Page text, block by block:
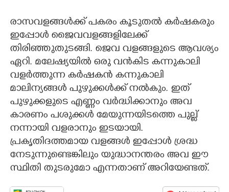
രാസവളങ്ങൾക്ക് പകരം കൂടുതൽ കർഷകരും
ഇപ്പോൾ ജൈവവളങ്ങളിലേക്ക്
തിരിഞ്ഞുതുടങ്ങി. ജെവ വളങ്ങളുടെ ആവശ്യം
ഏറി. മലേഷ്യയിൽ ഒരു വൻകിട‌ കന്നുകാലി
വള‌ർത്തുന്ന ക‌ർഷകൻ കന്നുകാലി
മാലിന്യങ്ങൾ പുഴുക്കൾക്ക് നൽകും. ഇത്
പുഴുക്കളുടെ എണ്ണം വർദ്ധിക്കാനും അവ
കാരണം പശുക്കൾ മേയുന്നയിടത്തെ പുല്ല്
നന്നായി വളരാനും ഇടയായി.
പ്രകൃതിദത്തമായ വളങ്ങൾ ഇപ്പോൾ ശ്രദ്ധ
നേടുന്നുണ്ടെങ്കിലും യുദ്ധാനന്തരം അവ ഈ
സ്ഥിതി തുടരുമോ എന്നതാണ് അറിയേണ്ടത്.